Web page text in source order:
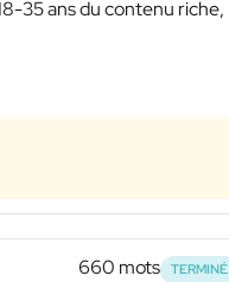
35 ans du contenu riche,
660 mots TERMINÉ